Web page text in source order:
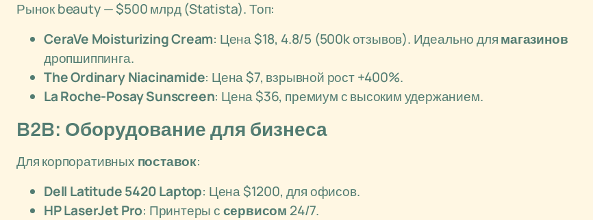
Рынок beauty — $500 млрд (Statista). Топ:
CeraVe Moisturizing Cream: Цена $18, 4.8/5 (500k отзывов). Идеально длямагазинов
дропшиппинга.
The Ordinary Niacinamide: Цена $7, взрывной рост +400%.
La Roche-Posay Sunscreen: Цена $36, премиум с высоким удержанием.
B2B: Оборудование для бизнеса
Для корпоративных поставок:
Dell Latitude 5420 Laptop: Цена $1200, для офисов.
HP LaserJet Pro: Принтеры ссервисом 24/7.